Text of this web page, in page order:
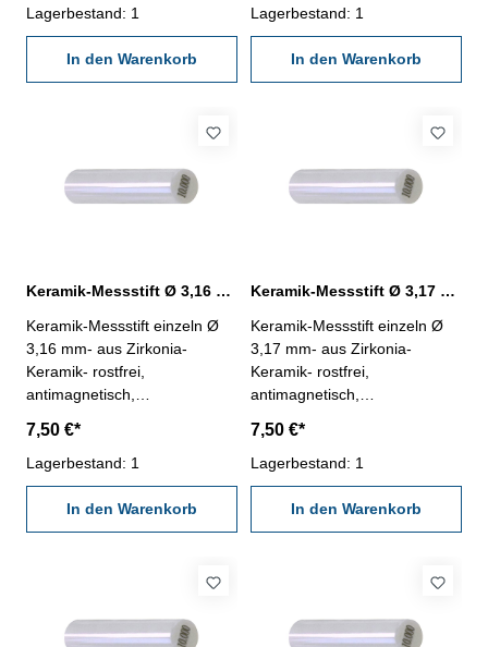
Länge 50 mm- Genauigkeit <
± 0,0015 mm- in Kunststoff-
Lagerbestand: 1
In den Warenkorb
Länge 50 mm- Genauigkeit <
± 0,0015 mm- in Kunststoff-
Lagerbestand: 1
In den Warenkorb
Keramik-Messstift Ø 3,16 mm ± 0,0015 mm
Keramik-Messstift einzeln Ø
3,16 mm- aus Zirkonia-
Keramik- rostfrei,
antimagnetisch,
1250- Werkstatt-Ausführung-
Länge 50 mm- Genauigkeit <
± 0,0015 mm- in Kunststoff-
7,50 €*
Lagerbestand: 1
In den Warenkorb
Keramik-Messstift Ø 3,17 mm ± 0,0015 mm
Keramik-Messstift einzeln Ø
3,17 mm- aus Zirkonia-
Keramik- rostfrei,
antimagnetisch,
1250- Werkstatt-Ausführung-
Länge 50 mm- Genauigkeit <
± 0,0015 mm- in Kunststoff-
7,50 €*
Lagerbestand: 1
In den Warenkorb